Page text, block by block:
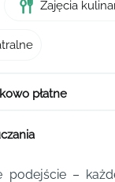
Zajęcia
płatne
podejście –